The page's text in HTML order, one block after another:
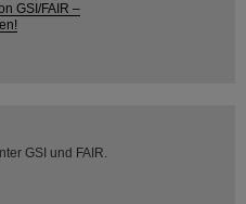
GSI/FAIR –
GSI und FAIR.